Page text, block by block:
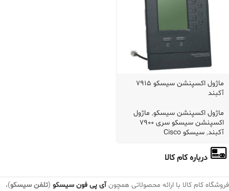
ماژول اکسپنشن سیسکو 7915
آکبند
ماژول اکسپنشن سیسکو, ماژول
اکسپنشن سیسکو سری 7900
آکبند, سیسکو Cisco
درباره کام کالا
فروشگاه کام کالا با ارائه محصولاتی همچونآی پی فون سیسکو (تلفن سیسکو)،